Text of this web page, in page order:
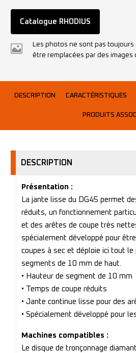
Catalogue RHODIUS
Les photos ne sont pas
être remplacées par des images
DESCRIPTION CARACTÉRISTIQUES
PRODUITS
DESCRIPTION
Présentation :
La jante lisse du DG45 permet
réduits, un fonctionnement
et des arêtes de coupe très
spécialement développé pour
coupes à sec et déploie ici tout
segments de 10 mm de haut.
• Hauteur de segment de 10 mm
• Temps de coupe réduits
• Jante continue lisse pour des
• Spécialement développé pour
Machines compatibles :
Le disque de tronçonnage